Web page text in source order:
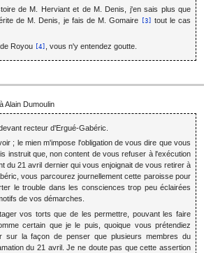
de M. Herviant et de M. Denis, j'en sais plus que
de M. Denis, je fais de M. Gomaire
[3]
tout le cas
Royou [4] , vous n'y entendez goutte.
Alain Dumoulin
recteur d'Ergué-Gabéric.
; le mien m'impose l'obligation de vous dire que vous
instruit que, non content de vous refuser à l'exécution
du 21 avril dernier qui vous enjoignait de vous retirer à
vous parcourez journellement cette paroisse pour
le trouble dans les consciences trop peu éclairées
de vos démarches.
vos torts que de les permettre, pouvant les faire
certain que je le puis, quoique vous prétendiez
sur la façon de penser que plusieurs membres du
du 21 avril. Je ne doute pas que cette assertion